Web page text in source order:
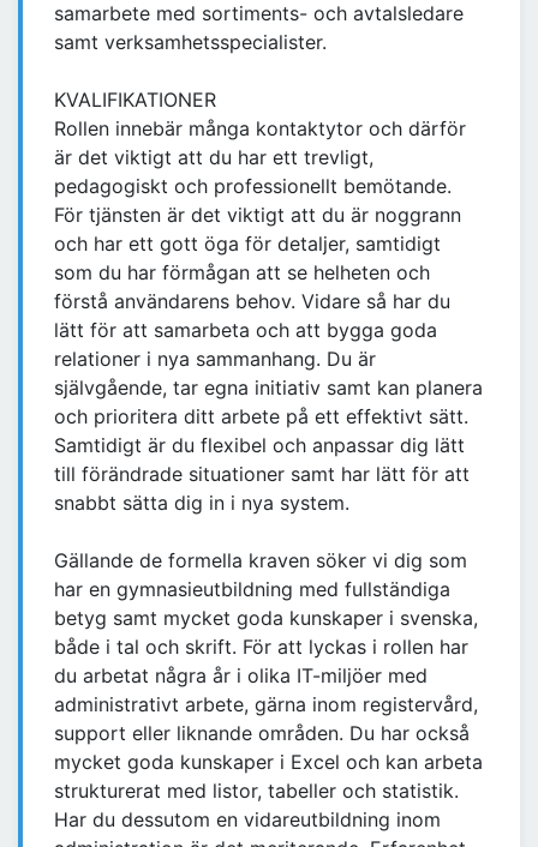
samarbete med sortiments- och avtalsledare
samt verksamhetsspecialister.
KVALIFIKATIONER
Rollen innebär många kontaktytor och därför
är det viktigt att du har ett trevligt,
pedagogiskt och professionellt bemötande.
För tjänsten är det viktigt att du är noggrann
och har ett gott öga för detaljer, samtidigt
som du har förmågan att se helheten och
förstå användarens behov. Vidare så har du
lätt för att samarbeta och att bygga goda
relationer i nya sammanhang. Du är
självgående, tar egna initiativ samt kan planera
och prioritera ditt arbete på ett effektivt sätt.
Samtidigt är du flexibel och anpassar dig lätt
till förändrade situationer samt har lätt för att
snabbt sätta dig in i nya system.
Gällande de formella kraven söker vi dig som
har en gymnasieutbildning med fullständiga
betyg samt mycket goda kunskaper i svenska,
både i tal och skrift. För att lyckas i rollen har
du arbetat några år i olika IT-miljöer med
administrativt arbete, gärna inom registervård,
support eller liknande områden. Du har också
mycket goda kunskaper i Excel och kan arbeta
strukturerat med listor, tabeller och statistik.
Har du dessutom en vidareutbildning inom